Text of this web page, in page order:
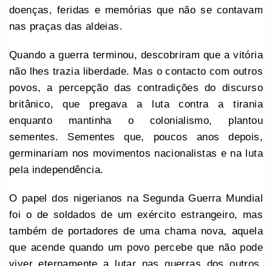
doenças, feridas e memórias que não se contavam
nas praças das aldeias.
Quando a guerra terminou, descobriram que a vitória
não lhes trazia liberdade. Mas o contacto com outros
povos, a percepção das contradições do discurso
britânico, que pregava a luta contra a tirania
enquanto mantinha o colonialismo, plantou
sementes. Sementes que, poucos anos depois,
germinariam nos movimentos nacionalistas e na luta
pela independência.
O papel dos nigerianos na Segunda Guerra Mundial
foi o de soldados de um exército estrangeiro, mas
também de portadores de uma chama nova, aquela
que acende quando um povo percebe que não pode
viver eternamente a lutar nas guerras dos outros,